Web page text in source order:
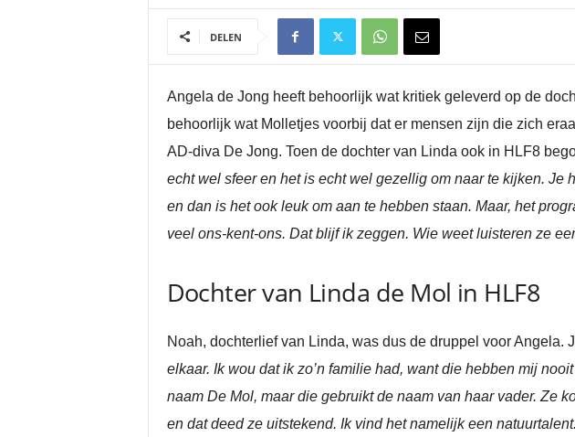
DELEN
Angela de Jong heeft behoorlijk wat kritiek geleverd op de
behoorlijk wat Molletjes voorbij dat er mensen zijn die zich
AD-diva De Jong. Toen de dochter van Linda ook in HLF8
echt wel sfeer en het is echt wel gezellig om naar te kijken.
en dan is het ook leuk om aan te hebben staan. Maar, het
veel ons-kent-ons. Dat blijf ik zeggen. Wie weet luisteren ze
Dochter van Linda de Mol in HLF8
Noah, dochterlief van Linda, was dus de druppel voor Angela.
elkaar. Ik wou dat ik zo’n familie had, want die hebben mij
naam De Mol, maar die gebruikt de naam van haar vader. Ze
en dat deed ze uitstekend. Ik vind het namelijk een